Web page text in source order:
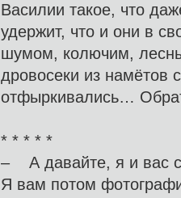
Василии такое, что
удержит, что и они в
шумом, колючим,
дровосеки из намётов
отфыркивались…
* * * * *
– А давайте, я и вас
Я вам потом